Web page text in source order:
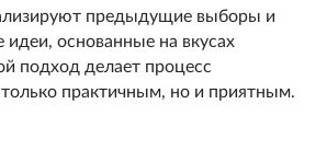
предыдущие выборы и
основанные на вкусах
подход делает процесс
только практичным, но и приятным.